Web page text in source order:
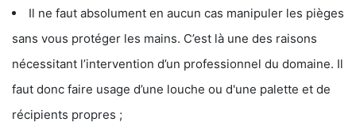
Il ne faut absolument en aucun cas manipuler les pièges
sans vous protéger les mains. C’est là une des raisons
nécessitant l’intervention d’un professionnel du domaine. Il
faut donc faire usage d’une louche ou d'une palette et de
récipients propres ;